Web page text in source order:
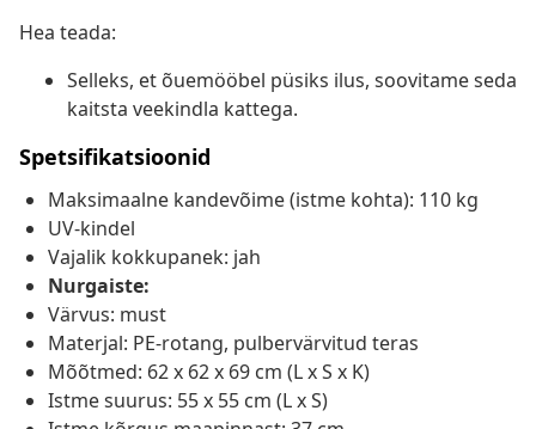
Hea teada:
Selleks, et õuemööbel püsiks ilus, soovitame seda
kaitsta veekindla kattega.
Spetsifikatsioonid
Maksimaalne kandevõime (istme kohta): 110 kg
UV-kindel
Vajalik kokkupanek: jah
Nurgaiste:
Värvus: must
Materjal: PE-rotang, pulbervärvitud teras
Mõõtmed: 62 x 62 x 69 cm (L x S x K)
Istme suurus: 55 x 55 cm (L x S)